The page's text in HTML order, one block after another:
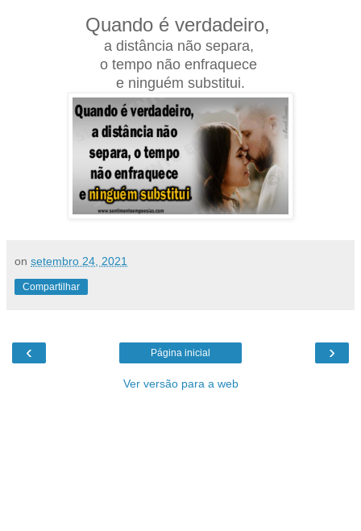
Quando é verdadeiro,
a distância não separa,
o tempo não enfraquece
e ninguém substitui.
on setembro 24, 2021
Compartilhar
‹ ›
Página inicial
Ver versão para a web